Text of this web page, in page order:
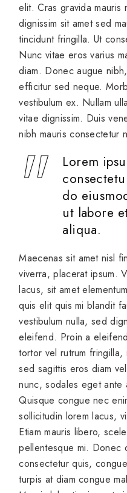
elit. Cras gravida mauris
dignissim sit amet sed
tincidunt fringilla. Ut
Nunc vitae eros varius
diam. Donec augue
efficitur sed neque.
vestibulum ex. Nullam
vitae dignissim. Duis
nibh mauris consectetur
Lorem
do
ut labore
aliqua.
Maecenas sit amet nisl
viverra, placerat ipsum.
lacus, sit amet
quis elit quis mi blandit
vestibulum nulla, sed
eleifend. Proin a
tortor vel rutrum fringilla,
sed sagittis eros diam
nunc, sodales eget ante
Quisque congue nec
sollicitudin lorem lacus,
Etiam mauris libero,
pellentesque mi. Donec
consectetur quis,
turpis at diam congue